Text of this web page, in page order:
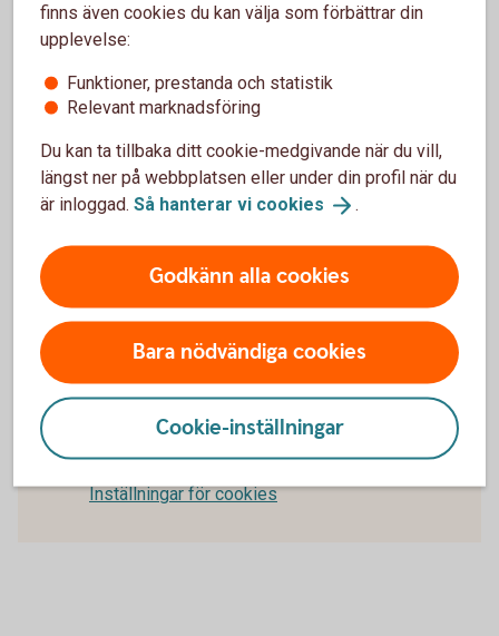
Kostar det något att pausa en
pensionsutbetalning?
Kan jag flytta mitt pensionskapital om jag pausar
Kan jag avbryta eller ändra mitt val?
Kan jag pausa utbetalningen som förmånstagare
till en pensionsförsäkring?
För att se detta innehåll behöver du först
godkänna cookies för Funktioner, prestanda
Inställningar för cookies
finns även cookies du kan välja som förbättrar din
upplevelse:
Funktioner, prestanda och statistik
Relevant marknadsföring
Du kan ta tillbaka ditt cookie-medgivande när du vill,
längst ner på webbplatsen eller under din profil när du
är inloggad. Så hanterar vi cookies .
Godkänn alla cookies
Bara nödvändiga cookies
Cookie-inställningar